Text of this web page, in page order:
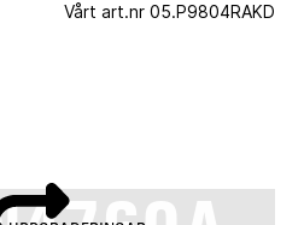
Vårt art.nr 05.P9804RAKD